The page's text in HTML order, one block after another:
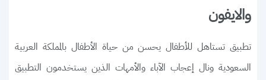
والايفون
تطبيق تستاهل للأطفال يحسن من حياة الأطفال بالمملكة العربية
السعودية ونال إعجاب الآباء والأمهات الذين يستخدمون التطبيق